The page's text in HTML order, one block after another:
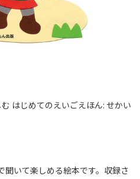
はじめてのえいごえほん: せかい
いて楽しめる絵本です。収録さ